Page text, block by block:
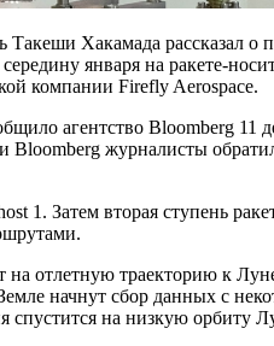
Хакамада рассказал
января на ракете-
компании Firefly Aerospace.
агентство Bloomberg 11
журналисты
1. Затем вторая ступень
на отлетную траекторию к
начнут сбор данных с
спустится на низкую орбиту